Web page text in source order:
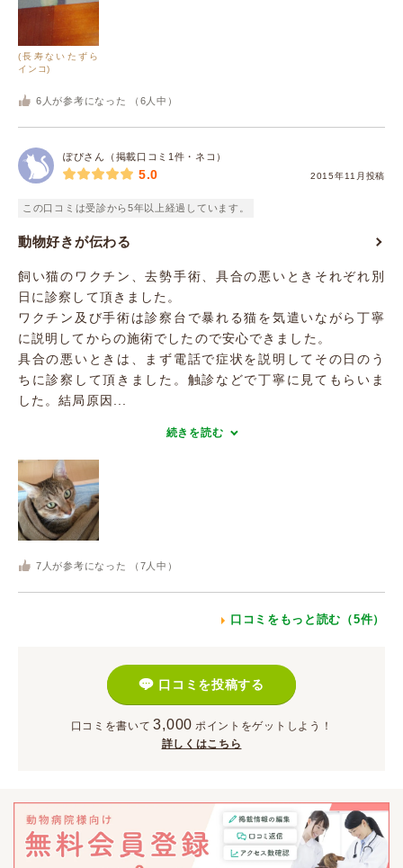
(長寿ないたずら
インコ)
6 人が参考になった （ 6 人中）
ぽぴさん（掲載口コミ1件・ネコ）
2015年11月投稿
5.0
この口コミは受診から5年以上経過しています。
動物好きが伝わる
飼い猫のワクチン、去勢手術、具合の悪いときそれぞれ別
日に診察して頂きました。
ワクチン及び手術は診察台で暴れる猫を気遣いながら丁寧
に説明してからの施術でしたので安心できました。
具合の悪いときは、まず電話で症状を説明してその日のう
ちに診察して頂きました。触診などで丁寧に見てもらいま
した。結局原因...
続きを読む
7 人が参考になった （ 7 人中）
口コミをもっと読む（5件）
口コミを投稿する
口コミを書いて 3,000 ポイント をゲットしよう！
詳しくはこちら